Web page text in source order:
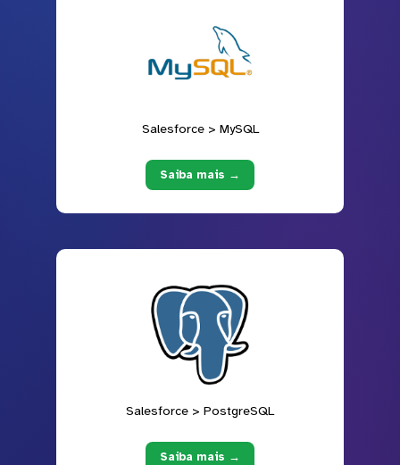
Salesforce > MySQL
Saiba mais →
Salesforce > PostgreSQL
Saiba mais →